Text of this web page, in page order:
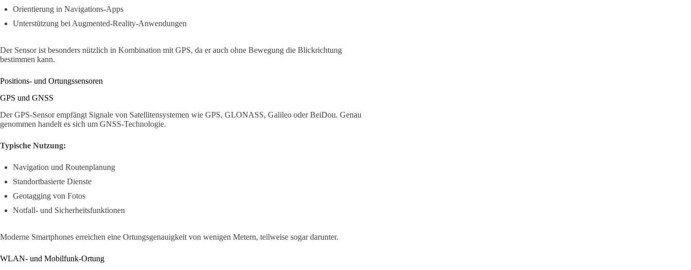
Orientierung in Navigations-Apps
Unterstützung bei Augmented-Reality-Anwendungen
Der Sensor ist besonders nützlich in Kombination mit GPS, da er auch ohne Bewegung die Blickrichtung
bestimmen kann.
Positions- und Ortungssensoren
GPS und GNSS
Der GPS-Sensor empfängt Signale von Satellitensystemen wie GPS, GLONASS, Galileo oder BeiDou. Genau
genommen handelt es sich um GNSS-Technologie.
Typische Nutzung:
Navigation und Routenplanung
Standortbasierte Dienste
Geotagging von Fotos
Notfall- und Sicherheitsfunktionen
Moderne Smartphones erreichen eine Ortungsgenauigkeit von wenigen Metern, teilweise sogar darunter.
WLAN- und Mobilfunk-Ortung